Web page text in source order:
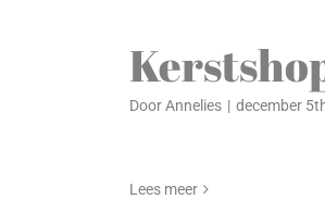
DoorAnnelies | december
Lees meer